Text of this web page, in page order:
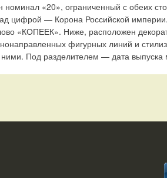
номинал «20», ограниченный с обеих
цифрой — Корона Российской
«КОПЕЕК». Ниже, расположен
фигурных линий и
Под разделителем — дата